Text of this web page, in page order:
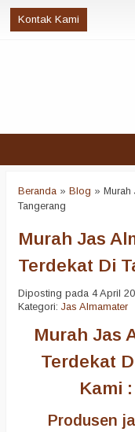
Kontak Kami
Beranda » Blog » Murah
Tangerang
Murah Jas
Terdekat Di
Diposting pada 4 April
Kategori: Jas Almamater
Murah Jas
Terdekat
Kami
Produsen